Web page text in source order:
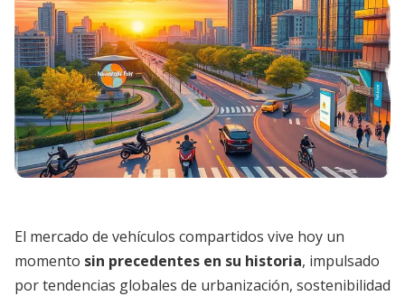
El mercado de vehículos compartidos vive hoy un
momento sin precedentes en su historia, impulsado
por tendencias globales de urbanización, sostenibilidad